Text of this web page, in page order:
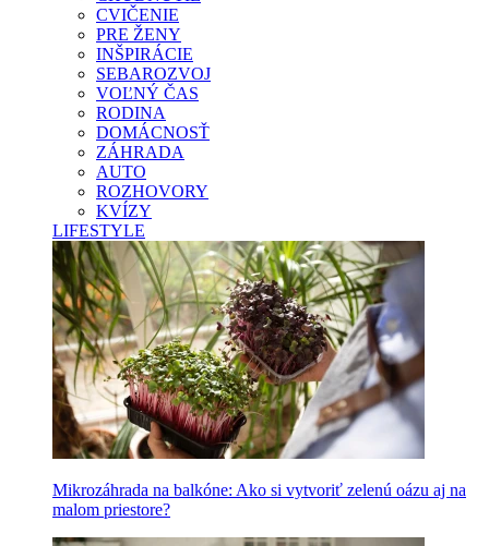
CVIČENIE
PRE ŽENY
INŠPIRÁCIE
SEBAROZVOJ
VOĽNÝ ČAS
RODINA
DOMÁCNOSŤ
ZÁHRADA
AUTO
ROZHOVORY
KVÍZY
LIFESTYLE
Mikrozáhrada na balkóne: Ako si vytvoriť zelenú oázu aj na
malom priestore?